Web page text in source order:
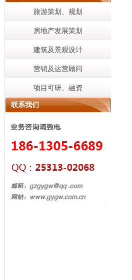
旅游策划、规划
房地产发展策划
建筑及景观设计
营销及运营顾问
项目可研、融资
联系我们